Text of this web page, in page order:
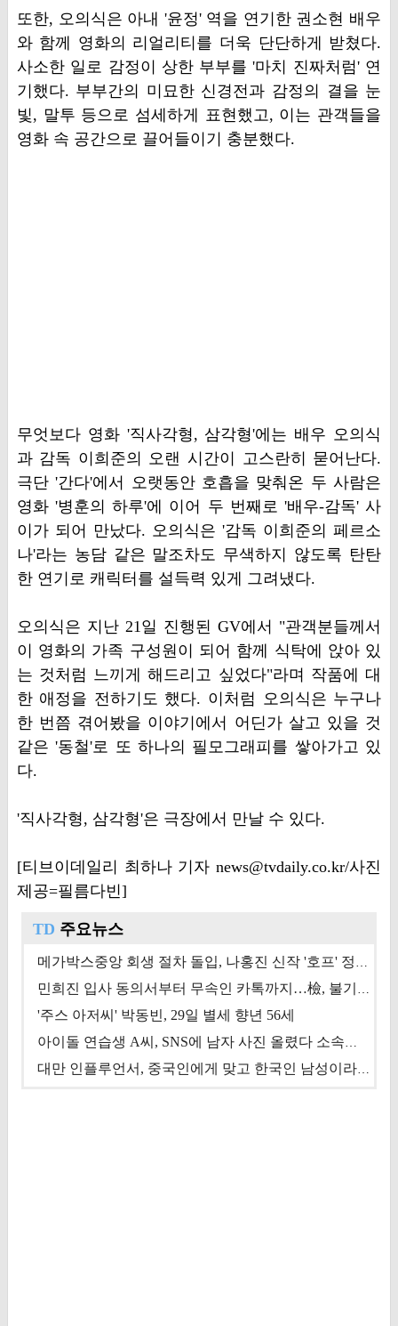
또한, 오의식은 아내 '윤정' 역을 연기한 권소현 배우
와 함께 영화의 리얼리티를 더욱 단단하게 받쳤다.
사소한 일로 감정이 상한 부부를 '마치 진짜처럼' 연
기했다. 부부간의 미묘한 신경전과 감정의 결을 눈
빛, 말투 등으로 섬세하게 표현했고, 이는 관객들을
영화 속 공간으로 끌어들이기 충분했다.
무엇보다 영화 '직사각형, 삼각형'에는 배우 오의식
과 감독 이희준의 오랜 시간이 고스란히 묻어난다.
극단 '간다'에서 오랫동안 호흡을 맞춰온 두 사람은
영화 '병훈의 하루'에 이어 두 번째로 '배우-감독' 사
이가 되어 만났다. 오의식은 '감독 이희준의 페르소
나'라는 농담 같은 말조차도 무색하지 않도록 탄탄
한 연기로 캐릭터를 설득력 있게 그려냈다.
오의식은 지난 21일 진행된 GV에서 "관객분들께서
이 영화의 가족 구성원이 되어 함께 식탁에 앉아 있
는 것처럼 느끼게 해드리고 싶었다"라며 작품에 대
한 애정을 전하기도 했다. 이처럼 오의식은 누구나
한 번쯤 겪어봤을 이야기에서 어딘가 살고 있을 것
같은 '동철'로 또 하나의 필모그래피를 쌓아가고 있
다.
'직사각형, 삼각형'은 극장에서 만날 수 있다.
[티브이데일리 최하나 기자 news@tvdaily.co.kr/사진
제공=필름다빈]
TD 주요뉴스
메가박스중앙 회생 절차 돌입, 나홍진 신작 '호프' 정상 개봉에 쏠린 시선 [상반기 결산 기획]
민희진 입사 동의서부터 무속인 카톡까지…檢, 불기소 처분 근거들 [이슈&톡]
'주스 아저씨' 박동빈, 29일 별세 향년 56세
아이돌 연습생 A씨, SNS에 남자 사진 올렸다 소속사 퇴출
대만 인플루언서, 중국인에게 맞고 한국인 남성이라 진술 '후폭풍'